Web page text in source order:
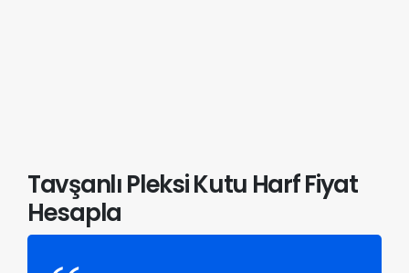
Tavşanlı Pleksi Kutu Harf Fiyat
Hesapla